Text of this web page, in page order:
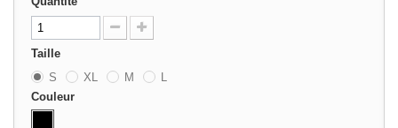
Taille
S
XL M
L
Couleur